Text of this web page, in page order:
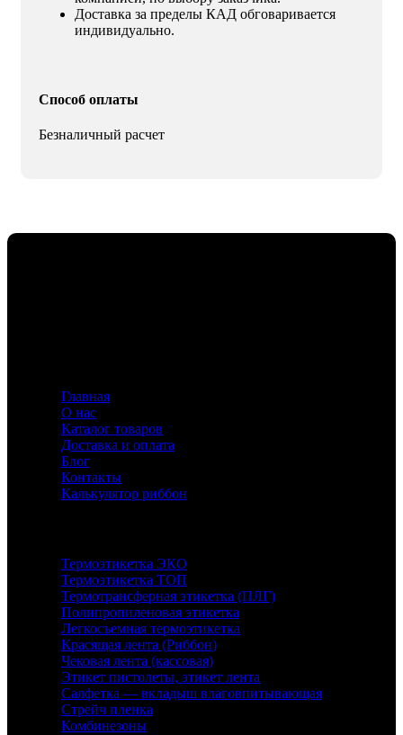
Доставка за пределы КАД обговаривается
индивидуально.
Способ оплаты
Безналичный расчет
Главная
О нас
Каталог товаров
Доставка и оплата
Блог
Контакты
Калькулятор риббон
Термоэтикетка ЭКО
Термоэтикетка ТОП
Термотрансферная этикетка (ПЛГ)
Полипропиленовая этикетка
Легкосъемная термоэтикетка
Красящая лента (Риббон)
Чековая лента (кассовая)
Этикет пистолеты, этикет лента
Салфетка — вкладыш влаговпитывающая
Стрейч пленка
Комбинезоны